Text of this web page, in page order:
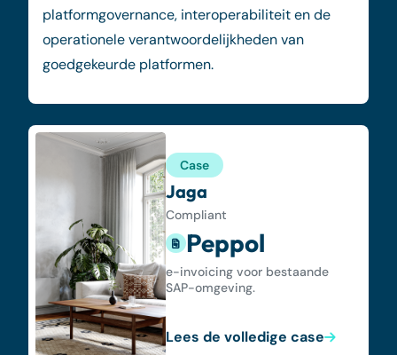
platformgovernance, interoperabiliteit en de
operationele verantwoordelijkheden van
goedgekeurde platformen.
Case
Jaga
Compliant
Peppol
e-invoicing voor bestaande
SAP-omgeving.
Lees de volledige case